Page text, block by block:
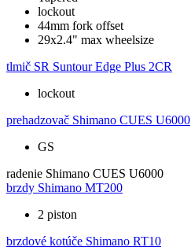
lockout
44mm fork offset
29x2.4" max wheelsize
tlmič SR Suntour Edge Plus 2CR
lockout
prehadzovač Shimano CUES U6000
GS
radenie Shimano CUES U6000
brzdy Shimano MT200
2 piston
brzdové kotúče Shimano RT10